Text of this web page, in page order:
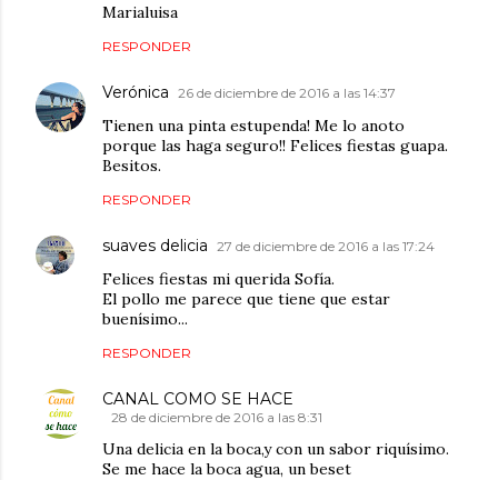
Marialuisa
RESPONDER
Verónica 26 de diciembre de 2016 a las 14:37
Tienen una pinta estupenda! Me lo anoto
porque las haga seguro!! Felices fiestas guapa.
Besitos.
RESPONDER
suaves delicia 27 de diciembre de 2016 a las 17:24
Felices fiestas mi querida Sofía.
El pollo me parece que tiene que estar
buenísimo...
RESPONDER
CANAL COMO SE HACE
28 de diciembre de 2016 a las 8:31
Una delicia en la boca,y con un sabor riquísimo.
Se me hace la boca agua, un beset